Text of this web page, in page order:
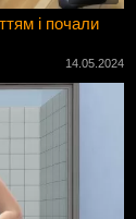
і почали
14.05.2024